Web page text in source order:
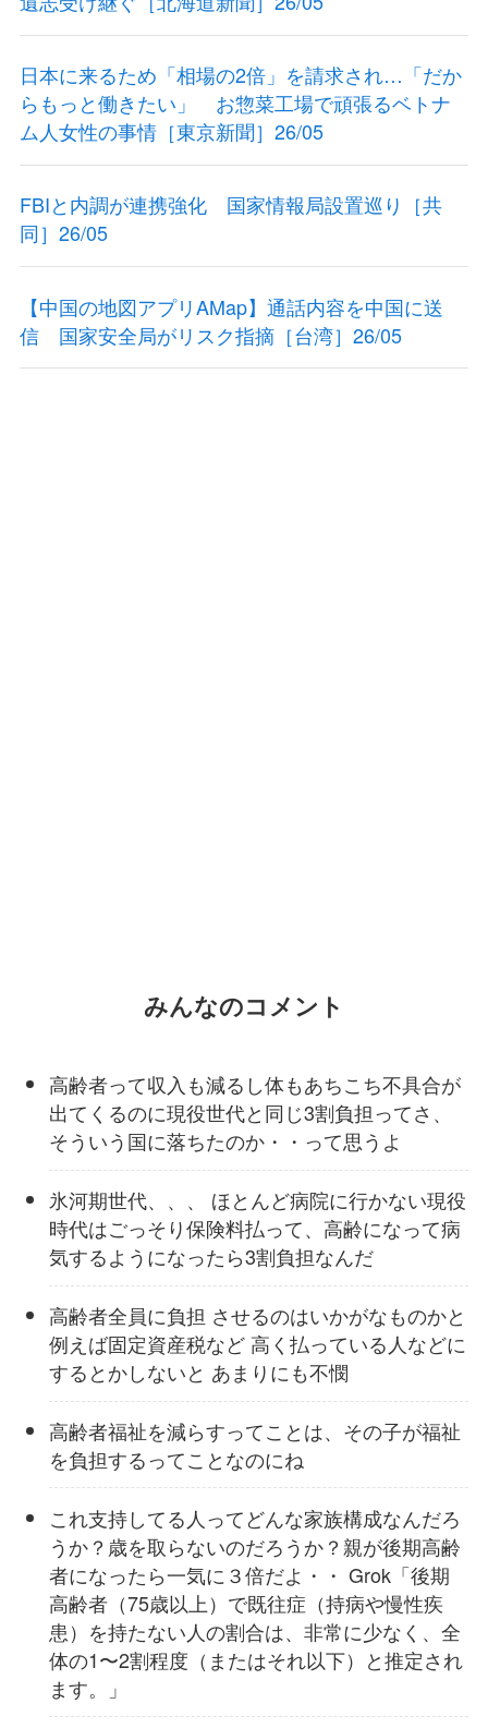
日本に来るため「相場の2倍」を請求され…「だか
らもっと働きたい」 お惣菜工場で頑張るベトナ
ム人女性の事情［東京新聞］26/05
FBIと内調が連携強化 国家情報局設置巡り［共
同］26/05
【中国の地図アプリAMap】通話内容を中国に送
信 国家安全局がリスク指摘［台湾］26/05
みんなのコメント
高齢者って収入も減るし体もあちこち不具合が
出てくるのに現役世代と同じ3割負担ってさ、
そういう国に落ちたのか・・って思うよ
氷河期世代、、、 ほとんど病院に行かない現役
時代はごっそり保険料払って、高齢になって病
気するようになったら3割負担なんだ
高齢者全員に負担 させるのはいかがなものかと
例えば固定資産税など 高く払っている人などに
するとかしないと あまりにも不憫
高齢者福祉を減らすってことは、その子が福祉
を負担するってことなのにね
これ支持してる人ってどんな家族構成なんだろ
うか？歳を取らないのだろうか？親が後期高齢
者になったら一気に３倍だよ・・ Grok「後期
高齢者（75歳以上）で既往症（持病や慢性疾
患）を持たない人の割合は、非常に少なく、全
体の1〜2割程度（またはそれ以下）と推定され
ます。」